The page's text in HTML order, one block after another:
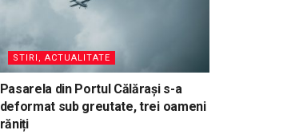
STIRI, ACTUALITATE
Pasarela din Portul Călărași s-a
deformat sub greutate, trei oameni
răniți